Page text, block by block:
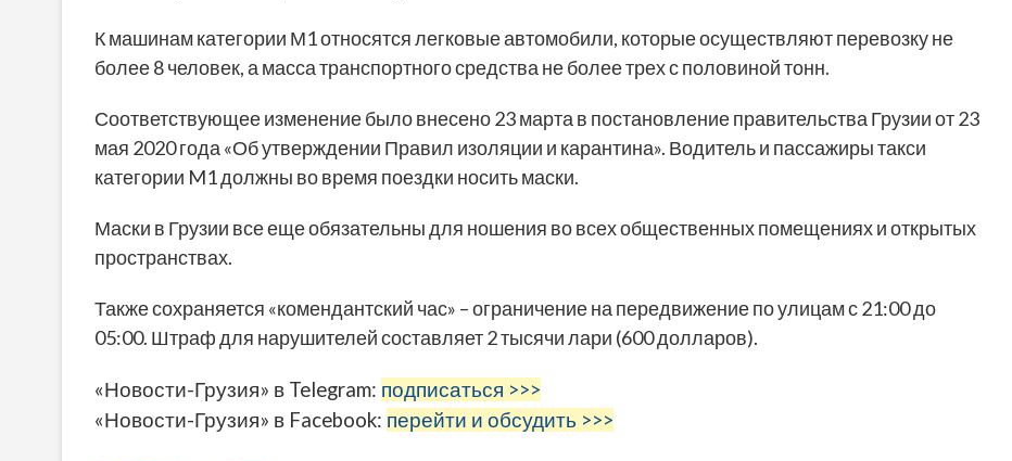
К машинам категории М1 относятся легковые автомобили, которые осуществляют перевозку не
более 8 человек, а масса транспортного средства не более трех с половиной тонн.
Соответствующее изменение было внесено 23 марта в постановление правительства Грузии от 23
мая 2020 года «Об утверждении Правил изоляции и карантина». Водитель и пассажиры такси
категории M1 должны во время поездки носить маски.
Маски в Грузии все еще обязательны для ношения во всех общественных помещениях и открытых
пространствах.
Также сохраняется «комендантский час» – ограничение на передвижение по улицам с 21:00 до
05:00. Штраф для нарушителей составляет 2 тысячи лари (600 долларов).
«Новости-Грузия» в Telegram: подписаться >>>
«Новости-Грузия» в Facebook: перейти и обсудить >>>